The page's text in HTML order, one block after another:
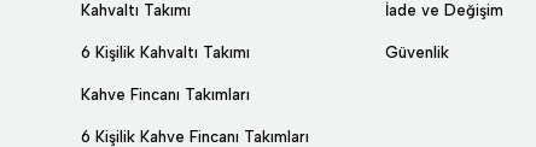
Kahvaltı Takımı
6 Kişilik Kahvaltı Takımı
Kahve Fincanı Takımları
6 Kişilik Kahve Fincanı Takımları
İade ve Değişim
Güvenlik